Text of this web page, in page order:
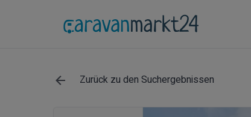
Zurück zu den Suchergebnissen